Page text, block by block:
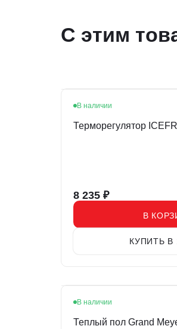
С этим
В наличии
Терморегулятор
8 235 ₽
В
КУПИТЬ В
В наличии
Теплый пол Grand